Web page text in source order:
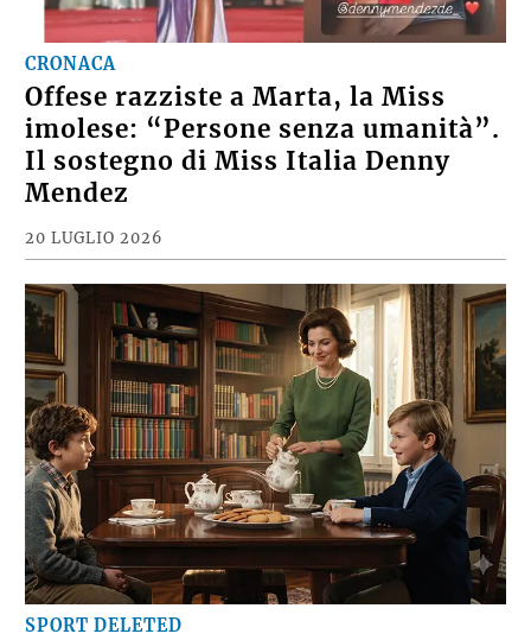
CRONACA
Offese razziste a Marta, la Miss
imolese: “Persone senza umanità”.
Il sostegno di Miss Italia Denny
Mendez
20 LUGLIO 2026
SPORT DELETED